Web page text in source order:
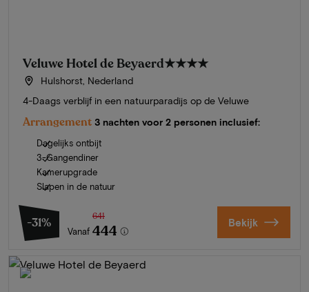
Veluwe Hotel de Beyaerd★★★★
Hulshorst, Nederland
4-Daags verblijf in een natuurparadijs op de Veluwe
Arrangement 3 nachten voor 2 personen inclusief:
Dagelijks ontbijt
3-Gangendiner
Kamerupgrade
Slapen in de natuur
-31%
Vanaf
641
444 Bekijk